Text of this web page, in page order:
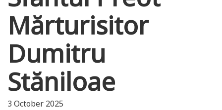
Mărturisitor
Dumitru
Stăniloae
3 October 2025